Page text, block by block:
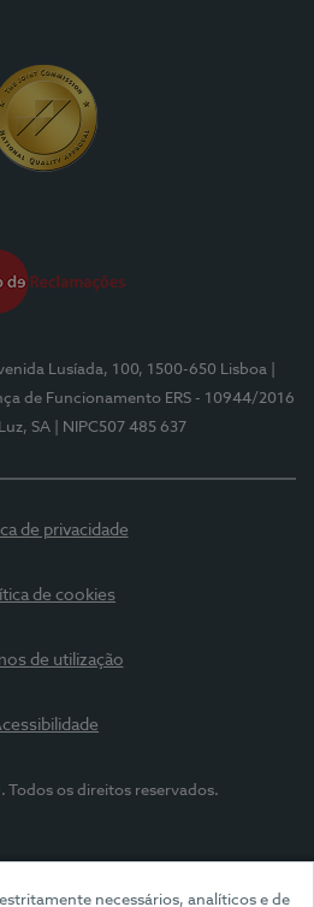
necessários, analíticos e de
Lusíada, 100, 1500-650 Lisboa
de Funcionamento ERS - 10944/2016
SA
| NIPC507 485 637
de privacidade
de cookies
de utilização
Todos os direitos reservados.